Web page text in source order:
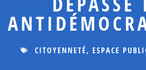
CITOYENNETÉ, ESPACE